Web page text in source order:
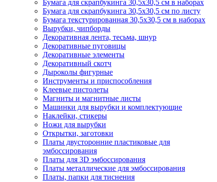
Бумага для скрапбукинга 30,5х30,5 см в наборах
Бумага для скрапбукинга 30,5х30,5 см по листу
Бумага текстурированная 30,5х30,5 см в наборах
Вырубки, чипборды
Декоративная лента, тесьма, шнур
Декоративные пуговицы
Декоративные элементы
Декоративный скотч
Дыроколы фигурные
Инструменты и приспособления
Клеевые пистолеты
Магниты и магнитные листы
Машинки для вырубки и комплектующие
Наклейки, стикеры
Ножи для вырубки
Открытки, заготовки
Платы двусторонние пластиковые для
эмбоссирования
Платы для 3D эмбоссирования
Платы металлические для эмбоссирования
Платы, папки для тиснения